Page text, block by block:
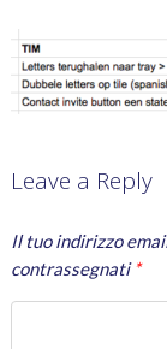
Leave a Reply
Il tuo indirizzo
contrassegnati*